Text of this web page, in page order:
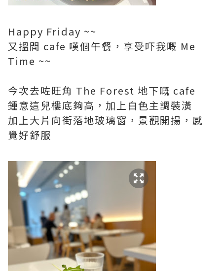
Happy Friday ~~
又搵間 cafe 嘆個午餐，享受吓我嘅 Me
Time ~~
今次去咗旺角 The Forest 地下嘅 cafe
鍾意這兒樓底夠高，加上白色主調裝潢
加上大片向街落地玻璃窗，景觀開揚，感
覺好舒服